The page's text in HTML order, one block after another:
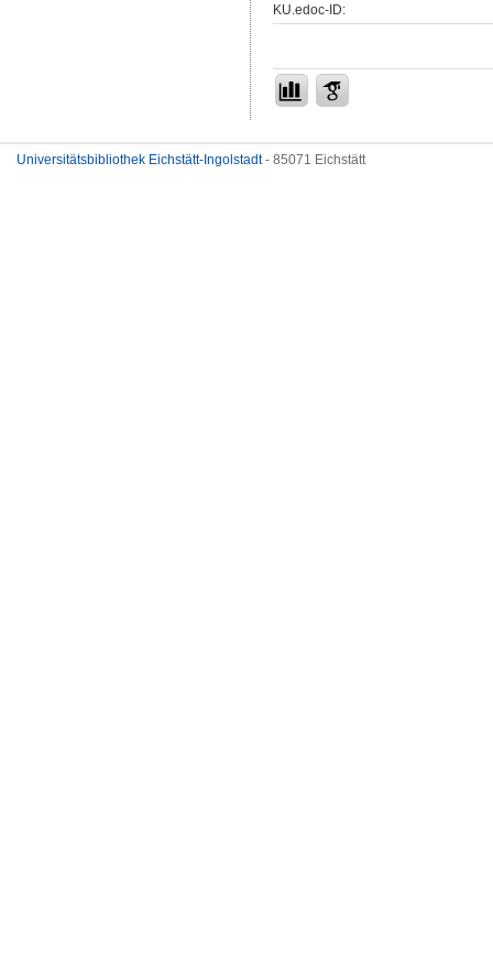
KU.edoc-ID:
Universitätsbibliothek Eichstätt-Ingolstadt- 85071 Eichstätt